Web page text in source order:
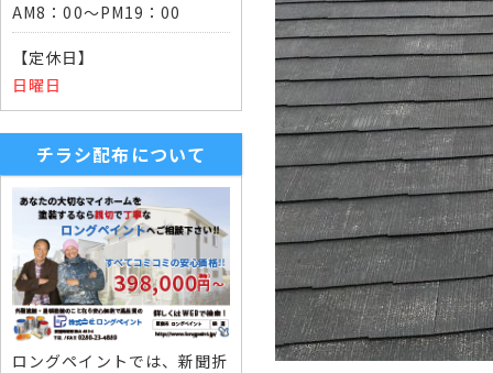
AM8：00～PM19：00
【定休日】
日曜日
チラシ配布について
ロングペイントでは、新聞折